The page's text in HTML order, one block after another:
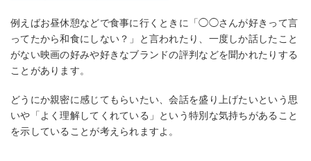
例えばお昼休憩などで食事に行くときに「◯◯さんが好きって言
ってたから和食にしない？」と言われたり、一度しか話したこと
がない映画の好みや好きなブランドの評判などを聞かれたりする
ことがあります。
どうにか親密に感じてもらいたい、会話を盛り上げたいという思
いや「よく理解してくれている」という特別な気持ちがあること
を示していることが考えられますよ。